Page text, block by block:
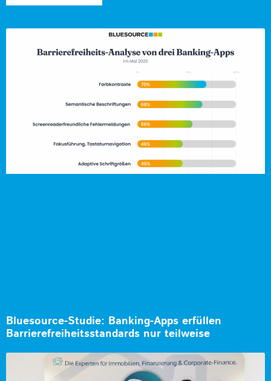
Bluesource-Studie: Banking-Apps erfüllen
Barrierefreiheitsstandards nur teilweise